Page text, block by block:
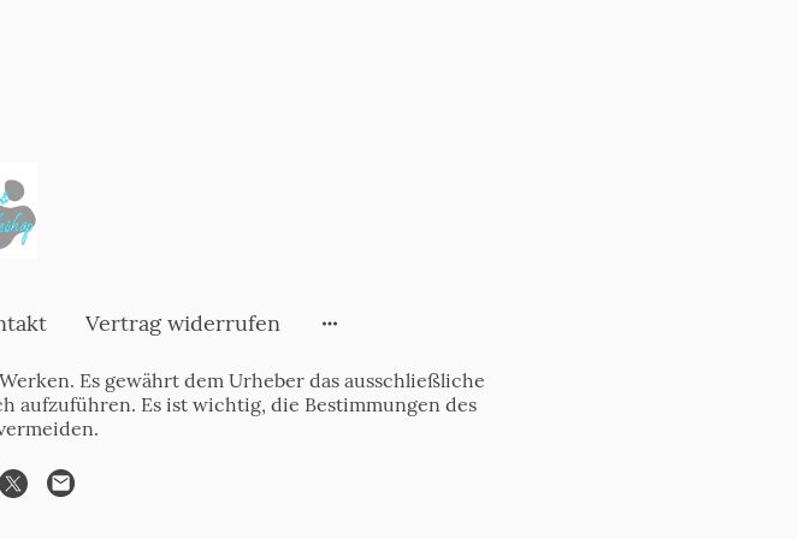
Vertrag widerrufen
Es gewährt dem Urheber das ausschließliche
aufzuführen. Es ist wichtig, die Bestimmungen des